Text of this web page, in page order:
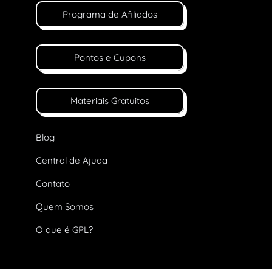
Programa de Afiliados
Pontos e Cupons
Materiais Gratuitos
Blog
Central de Ajuda
Contato
Quem Somos
O que é GPL?